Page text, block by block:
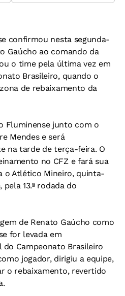
confirmou nesta segunda-
Gaúcho ao comando da
o time pela última vez em
Brasileiro, quando o
de rebaixamento da
Fluminense junto com o
Mendes e será
na tarde de terça-feira. O
no CFZ e fará sua
o Atlético Mineiro, quinta-
13.ª rodada do
de Renato Gaúcho como
for levada em
Campeonato Brasileiro
jogador, dirigiu a equipe,
o rebaixamento, revertido